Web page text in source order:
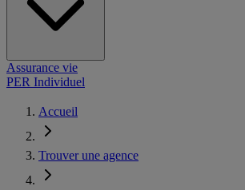
Assurance vie
PER Individuel
Accueil
Trouver une agence